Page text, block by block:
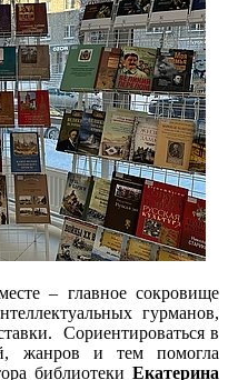
– главное сокровище
гурманов,
Сориентироваться в
жанров и тем помогла
библиотеки Екатерина